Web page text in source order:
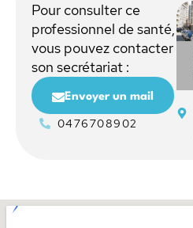
Pour consulter ce
professionnel de santé,
vous pouvez contacter
son secrétariat :
Envoyer un mail
0476708902